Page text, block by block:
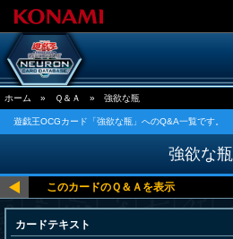
ホーム » Ｑ＆Ａ » 強欲な瓶
遊戯王OCGカード「強欲な瓶」へのQ&A一覧です。
強欲な瓶
カードテキスト